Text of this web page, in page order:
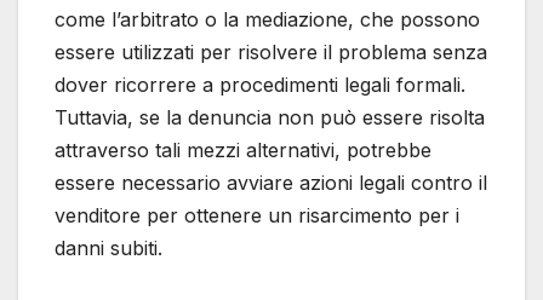
come l’arbitrato o la mediazione, che possono
essere utilizzati per risolvere il problema senza
dover ricorrere a procedimenti legali formali.
Tuttavia, se la denuncia non può essere risolta
attraverso tali mezzi alternativi, potrebbe
essere necessario avviare azioni legali contro il
venditore per ottenere un risarcimento per i
danni subiti.